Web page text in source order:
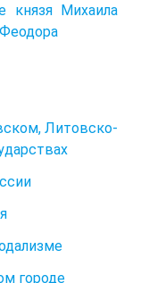
князя Михаила
Литовско-
городе